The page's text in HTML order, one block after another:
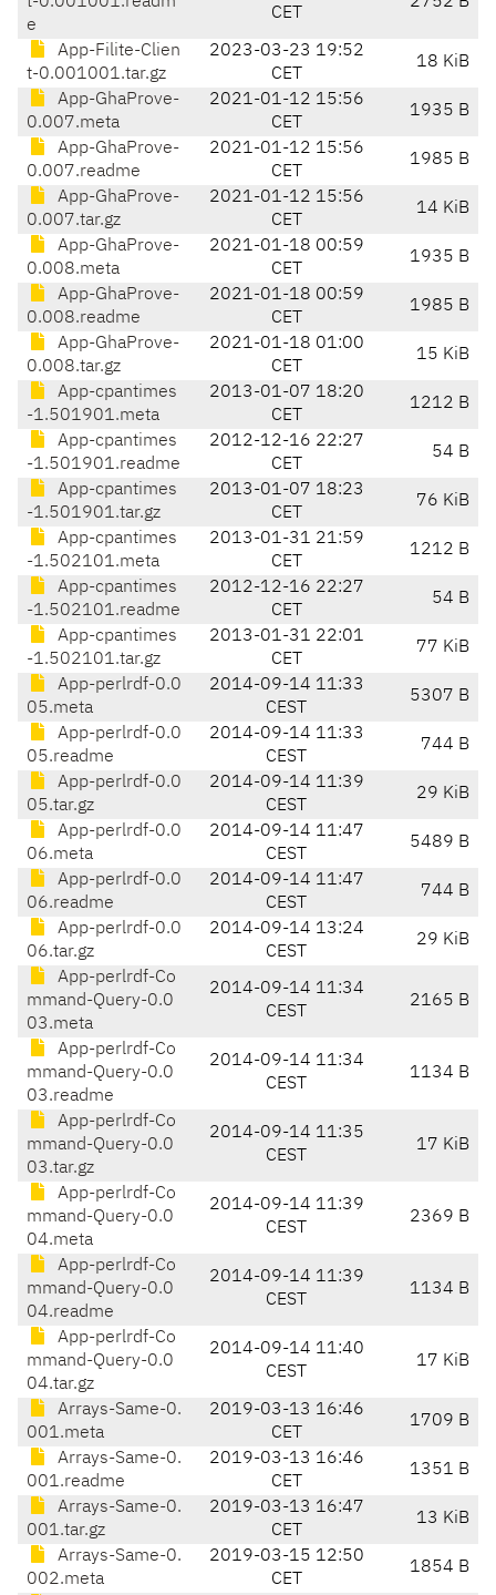
e
CET
App-Filite-Clien
t-0.001001.tar.gz
2023-03-23 19:52
CET
18 KiB
App-GhaProve-
0.007.meta
2021-01-12 15:56
CET
1935 B
App-GhaProve-
0.007.readme
2021-01-12 15:56
CET
1985 B
App-GhaProve-
0.007.tar.gz
2021-01-12 15:56
CET
14 KiB
App-GhaProve-
0.008.meta
2021-01-18 00:59
CET
1935 B
App-GhaProve-
0.008.readme
2021-01-18 00:59
CET
1985 B
App-GhaProve-
0.008.tar.gz
2021-01-18 01:00
CET
15 KiB
App-cpantimes
-1.501901.meta
2013-01-07 18:20
CET
1212 B
App-cpantimes
-1.501901.readme
2012-12-16 22:27
CET
54 B
App-cpantimes
-1.501901.tar.gz
2013-01-07 18:23
CET
76 KiB
App-cpantimes
-1.502101.meta
2013-01-31 21:59
CET
1212 B
App-cpantimes
-1.502101.readme
2012-12-16 22:27
CET
54 B
App-cpantimes
-1.502101.tar.gz
2013-01-31 22:01
CET
77 KiB
App-perlrdf-0.0
05.meta
2014-09-14 11:33
CEST
5307 B
App-perlrdf-0.0
05.readme
2014-09-14 11:33
CEST
744 B
App-perlrdf-0.0
05.tar.gz
2014-09-14 11:39
CEST
29 KiB
App-perlrdf-0.0
06.meta
2014-09-14 11:47
CEST
5489 B
App-perlrdf-0.0
06.readme
2014-09-14 11:47
CEST
744 B
App-perlrdf-0.0
06.tar.gz
2014-09-14 13:24
CEST
29 KiB
App-perlrdf-Co
mmand-Query-0.0
03.meta
2014-09-14 11:34
CEST
2165 B
App-perlrdf-Co
mmand-Query-0.0
03.readme
2014-09-14 11:34
CEST
1134 B
App-perlrdf-Co
mmand-Query-0.0
03.tar.gz
2014-09-14 11:35
CEST
17 KiB
App-perlrdf-Co
mmand-Query-0.0
04.meta
2014-09-14 11:39
CEST
2369 B
App-perlrdf-Co
mmand-Query-0.0
04.readme
2014-09-14 11:39
CEST
1134 B
App-perlrdf-Co
mmand-Query-0.0
04.tar.gz
2014-09-14 11:40
CEST
17 KiB
Arrays-Same-0.
001.meta
2019-03-13 16:46
CET
1709 B
Arrays-Same-0.
001.readme
2019-03-13 16:46
CET
1351 B
Arrays-Same-0.
001.tar.gz
2019-03-13 16:47
CET
13 KiB
Arrays-Same-0.
002.meta
2019-03-15 12:50
CET
1854 B